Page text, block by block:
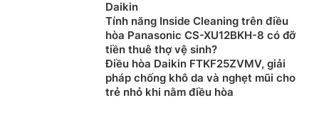
Daikin
Tính năng Inside Cleaning trên điều
hòa Panasonic CS-XU12BKH-8 có đỡ
tiền thuê thợ vệ sinh?
Điều hòa Daikin FTKF25ZVMV, giải
pháp chống khô da và nghẹt mũi cho
trẻ nhỏ khi nằm điều hòa